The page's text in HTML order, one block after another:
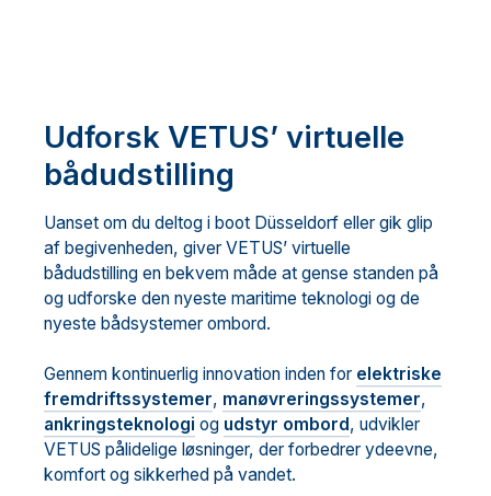
Udforsk VETUS’ virtuelle
bådudstilling
Uanset om du deltog i boot Düsseldorf eller gik glip
af begivenheden, giver VETUS’ virtuelle
bådudstilling en bekvem måde at gense standen på
og udforske den nyeste maritime teknologi og de
nyeste bådsystemer ombord.
Gennem kontinuerlig innovation inden for elektriske
fremdriftssystemer, manøvreringssystemer,
ankringsteknologi og udstyr ombord, udvikler
VETUS pålidelige løsninger, der forbedrer ydeevne,
komfort og sikkerhed på vandet.